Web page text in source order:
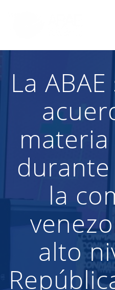
La
materia
la
alto